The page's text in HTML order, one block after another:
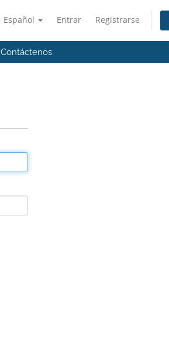
Español Entrar Registrarse
Contáctenos